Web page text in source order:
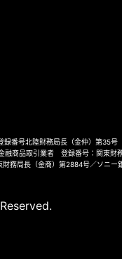
番号北陸財務局長（金仲）第35号
融商品取引業者 登録番号：関東財
務局長（金商）第2884号／ソニ